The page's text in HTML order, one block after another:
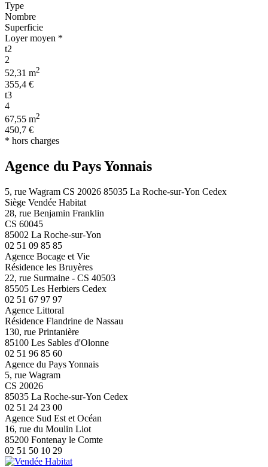
Type
Nombre
Superficie
Loyer moyen *
t2
2
52,31 m2
355,4 €
t3
4
67,55 m2
450,7 €
* hors charges
Agence du Pays Yonnais
5, rue Wagram CS 20026 85035 La Roche-sur-Yon Cedex
Siège Vendée Habitat
28, rue Benjamin Franklin
CS 60045
85002 La Roche-sur-Yon
02 51 09 85 85
Agence Bocage et Vie
Résidence les Bruyères
22, rue Surmaine - CS 40503
85505 Les Herbiers Cedex
02 51 67 97 97
Agence Littoral
Résidence Flandrine de Nassau
130, rue Printanière
85100 Les Sables d'Olonne
02 51 96 85 60
Agence du Pays Yonnais
5, rue Wagram
CS 20026
85035 La Roche-sur-Yon Cedex
02 51 24 23 00
Agence Sud Est et Océan
16, rue du Moulin Liot
85200 Fontenay le Comte
02 51 50 10 29